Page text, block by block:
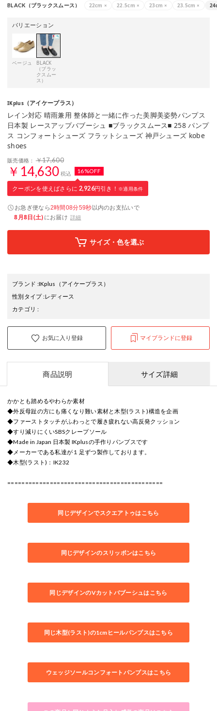
BLACK（ブラックスムース） 22cm × 22.5cm × 23cm × 23.5cm ×
バリエーション
ベージュ
BLACK
（ブラッ
クスムー
ス）
IKplus（アイケープラス）
レイン対応 晴雨兼用 整体師と一緒に作った美脚美姿勢パンプス
日本製 レースアップバブーシュ ■ブラックスムース■ 258 パンプ
ス コンフォートシューズ フラットシューズ 神戸シューズ kobe
shoes
販売価格： ￥17,600
￥14,630 税込 16%OFF
クーポンを使えばさらに 2,926円引き！ ※適用条件
お急ぎ便なら2時間08分58秒以内のお支払いで
8月8日(土)にお届け 詳細
サイズ・色を選ぶ
ブランド :IKplus （アイケープラス）
性別タイプ:レディース
カテゴリ :
お気に入り登録 マイブランドに登録
商品説明 サイズ詳細
かかとも踏めるやわらか素材
◆外反母趾の方にも痛くなり難い素材と木型(ラスト)構造を企画
◆ファーストタッチがふわっとで履き疲れない高反発クッション
◆すり減りにくいSBSクレープソール
◆Made in Japan 日本製 IKplusの手作りパンプスです
◆メーカーである私達が１足ずつ製作しております。
◆木型(ラスト)：IK232
============================================
同じデザインでスクエアトゥはこちら
同じデザインのスリッポンはこちら
同じデザインのVカットバブーシュはこちら
同じ木型(ラスト)の1cmヒールパンプスはこちら
ウェッジソールコンフォートパンプスはこちら